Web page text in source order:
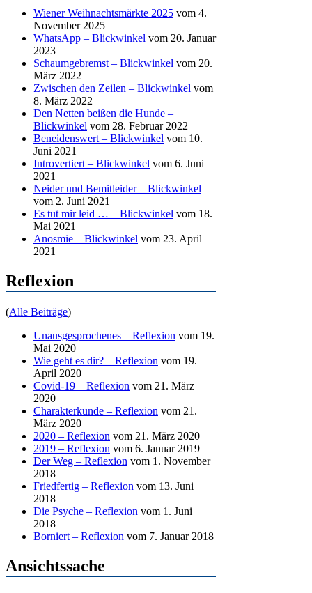
Wiener Weihnachtsmärkte 2025 vom 4.
November 2025
WhatsApp – Blickwinkel vom 20. Januar
2023
Schaumgebremst – Blickwinkel vom 20.
März 2022
Zwischen den Zeilen – Blickwinkel vom
8. März 2022
Den Netten beißen die Hunde –
Blickwinkel vom 28. Februar 2022
Beneidenswert – Blickwinkel vom 10.
Juni 2021
Introvertiert – Blickwinkel vom 6. Juni
2021
Neider und Bemitleider – Blickwinkel
vom 2. Juni 2021
Es tut mir leid … – Blickwinkel vom 18.
Mai 2021
Anosmie – Blickwinkel vom 23. April
2021
Reflexion
(Alle Beiträge)
Unausgesprochenes – Reflexion vom 19.
Mai 2020
Wie geht es dir? – Reflexion vom 19.
April 2020
Covid-19 – Reflexion vom 21. März
2020
Charakterkunde – Reflexion vom 21.
März 2020
2020 – Reflexion vom 21. März 2020
2019 – Reflexion vom 6. Januar 2019
Der Weg – Reflexion vom 1. November
2018
Friedfertig – Reflexion vom 13. Juni
2018
Die Psyche – Reflexion vom 1. Juni
2018
Borniert – Reflexion vom 7. Januar 2018
Ansichtssache